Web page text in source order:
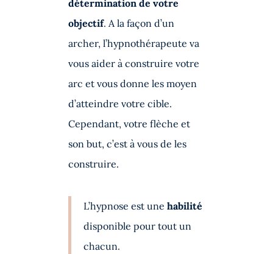
détermination de votre
objectif. A la façon d’un
archer, l’hypnothérapeute va
vous aider à construire votre
arc et vous donne les moyen
d’atteindre votre cible.
Cependant, votre flèche et
son but, c’est à vous de les
construire.
L’hypnose est une habilité
disponible pour tout un
chacun.